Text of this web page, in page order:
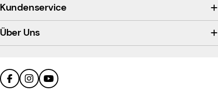
Kundenservice
Über Uns
company's
Trustpilot
profile
FacebookInstagramYouTube